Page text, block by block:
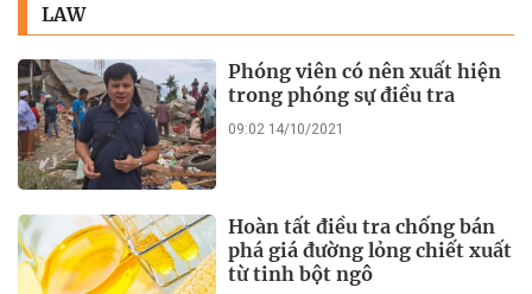
LAW
Phóng viên có nên xuất hiện
trong phóng sự điều tra
09:02 14/10/2021
Hoàn tất điều tra chống bán
phá giá đường lỏng chiết xuất
từ tinh bột ngô